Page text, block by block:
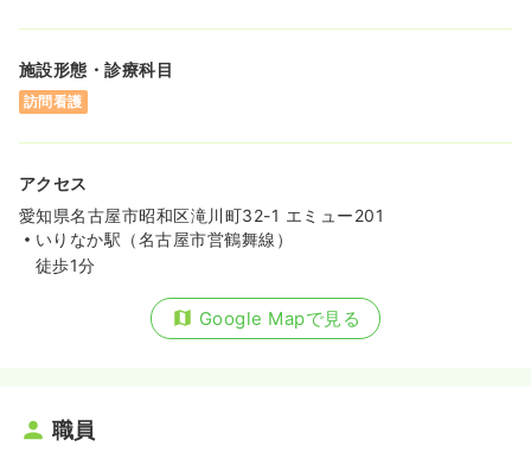
施設形態・診療科目
訪問看護
アクセス
愛知県名古屋市昭和区滝川町32-1 エミュー201
いりなか駅（名古屋市営鶴舞線）
徒歩1分
Google Mapで見る
職員